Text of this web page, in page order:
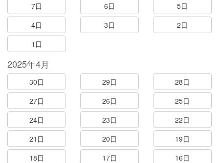
7日
6日
5日
4日
3日
2日
1日
2025年4月
30日 29日
28日
27日
26日
25日
24日
23日
22日
21日
20日
19日
18日
17日
16日